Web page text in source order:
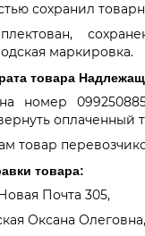
сохранил
маркировка.
товара
номер
оплаченный
товар
товара:
Почта 305,
Оксана Олеговна,